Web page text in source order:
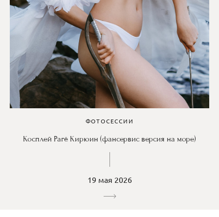
ФОТОСЕССИИ
Косплей Рагё Кирюин (фансервис версия на море)
19 мая 2026